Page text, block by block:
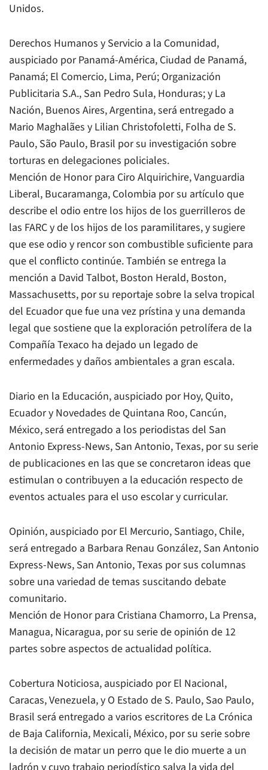
Unidos.
Derechos Humanos y Servicio a la Comunidad,
auspiciado por Panamá-América, Ciudad de Panamá,
Panamá; El Comercio, Lima, Perú; Organización
Publicitaria S.A., San Pedro Sula, Honduras; y La
Nación, Buenos Aires, Argentina, será entregado a
Mario Maghalães y Lilian Christofoletti, Folha de S.
Paulo, São Paulo, Brasil por su investigación sobre
torturas en delegaciones policiales.
Mención de Honor para Ciro Alquirichire, Vanguardia
Liberal, Bucaramanga, Colombia por su artículo que
describe el odio entre los hijos de los guerrilleros de
las FARC y de los hijos de los paramilitares, y sugiere
que ese odio y rencor son combustible suficiente para
que el conflicto continúe. También se entrega la
mención a David Talbot, Boston Herald, Boston,
Massachusetts, por su reportaje sobre la selva tropical
del Ecuador que fue una vez prístina y una demanda
legal que sostiene que la exploración petrolífera de la
Compañía Texaco ha dejado un legado de
enfermedades y daños ambientales a gran escala.
Diario en la Educación, auspiciado por Hoy, Quito,
Ecuador y Novedades de Quintana Roo, Cancún,
México, será entregado a los periodistas del San
Antonio Express-News, San Antonio, Texas, por su serie
de publicaciones en las que se concretaron ideas que
estimulan o contribuyen a la educación respecto de
eventos actuales para el uso escolar y curricular.
Opinión, auspiciado por El Mercurio, Santiago, Chile,
será entregado a Barbara Renau González, San Antonio
Express-News, San Antonio, Texas por sus columnas
sobre una variedad de temas suscitando debate
comunitario.
Mención de Honor para Cristiana Chamorro, La Prensa,
Managua, Nicaragua, por su serie de opinión de 12
partes sobre aspectos de actualidad política.
Cobertura Noticiosa, auspiciado por El Nacional,
Caracas, Venezuela, y O Estado de S. Paulo, Sao Paulo,
Brasil será entregado a varios escritores de La Crónica
de Baja California, Mexicali, México, por su serie sobre
la decisión de matar un perro que le dio muerte a un